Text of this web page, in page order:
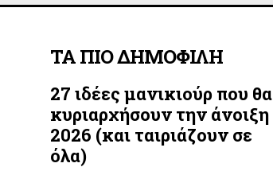
ΤΑ ΠΙΟ ΔΗΜΟΦΙΛΗ
27 ιδέες μανικιούρ που θα
κυριαρχήσουν την άνοιξη
2026 (και ταιριάζουν σε
όλα)